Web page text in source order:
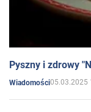
Pyszny i zdrowy
Wiadomości05.03.2025